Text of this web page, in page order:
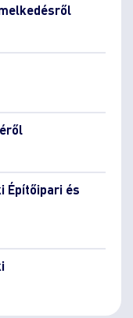
Építőipari és